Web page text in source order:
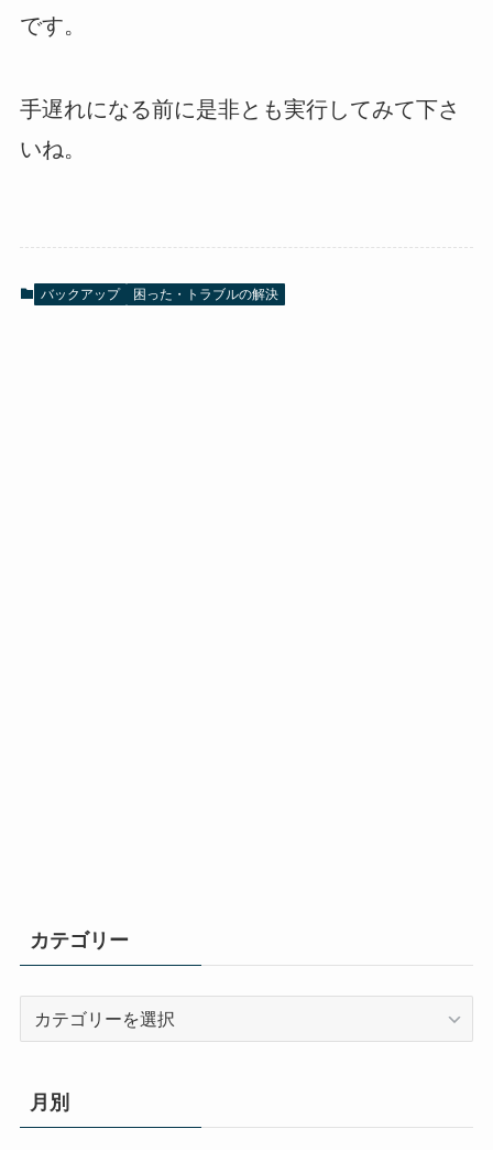
です。
手遅れになる前に是非とも実行してみて下さ
いね。
バックアップ 困った・トラブルの解決
カテゴリー
リ
ー
月別